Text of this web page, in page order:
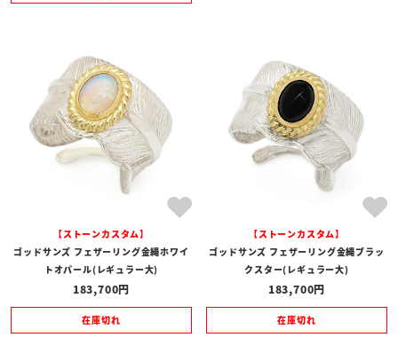
【ストーンカスタム】
ゴッドサンズ フェザーリング金縄ホワイ
トオパール(レギュラー大)
183,700
在庫切れ
【ストーンカスタム】
ゴッドサンズ フェザーリング金縄ブラッ
クスター(レギュラー大)
183,700
在庫切れ